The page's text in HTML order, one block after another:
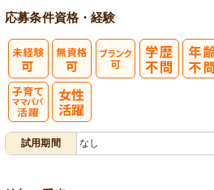
応募条件資格・経験
試用期間 なし